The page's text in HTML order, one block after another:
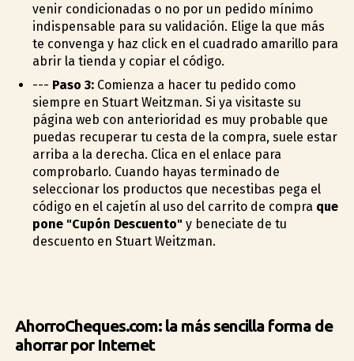
venir condicionadas o no por un pedido mínimo
indispensable para su validación. Elige la que más
te convenga y haz click en el cuadrado amarillo para
abrir la tienda y copiar el código.
--- Paso 3:Comienza a hacer tu pedido como
siempre en Stuart Weitzman. Si ya visitaste su
página web con anterioridad es muy probable que
puedas recuperar tu cesta de la compra, suele estar
arriba a la derecha. Clica en el enlace para
comprobarlo. Cuando hayas terminado de
seleccionar los productos que necestibas pega el
código en el cajetín al uso del carrito de compra que
pone "Cupón Descuento"y beneficiate de tu
descuento en Stuart Weitzman.
AhorroCheques.com: la más sencilla forma de
ahorrar por Internet